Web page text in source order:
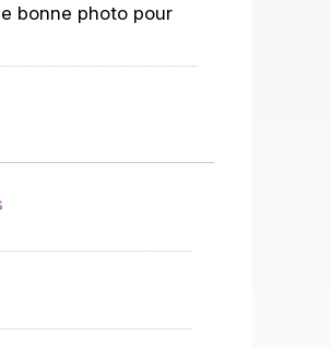
bonne photo pour